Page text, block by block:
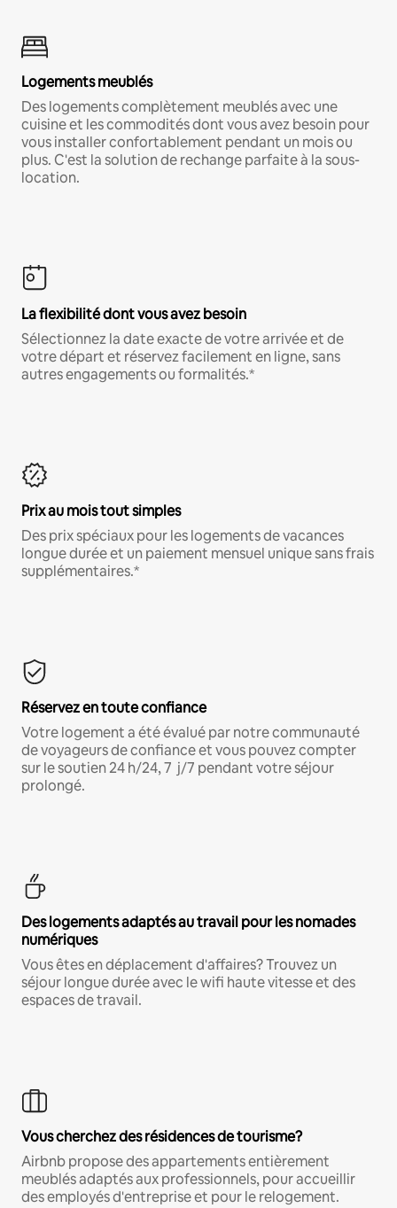
Logements meublés
Des logements complètement meublés avec une
cuisine et les commodités dont vous avez besoin pour
vous installer confortablement pendant un mois ou
plus. C'est la solution de rechange parfaite à la sous-
location.
La flexibilité dont vous avez besoin
Sélectionnez la date exacte de votre arrivée et de
votre départ et réservez facilement en ligne, sans
autres engagements ou formalités.*
Prix au mois tout simples
Des prix spéciaux pour les logements de vacances
longue durée et un paiement mensuel unique sans frais
supplémentaires.*
Réservez en toute confiance
Votre logement a été évalué par notre communauté
de voyageurs de confiance et vous pouvez compter
sur le soutien 24 h/24, 7 j/7 pendant votre séjour
prolongé.
Des logements adaptés au travail pour les nomades
numériques
Vous êtes en déplacement d'affaires? Trouvez un
séjour longue durée avec le wifi haute vitesse et des
espaces de travail.
Vous cherchez des résidences de tourisme?
Airbnb propose des appartements entièrement
meublés adaptés aux professionnels, pour accueillir
des employés d'entreprise et pour le relogement.